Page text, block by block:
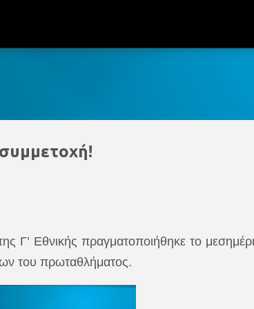
Γ’ Εθνικής πραγματοποιήθηκε το
του πρωταθλήματος.